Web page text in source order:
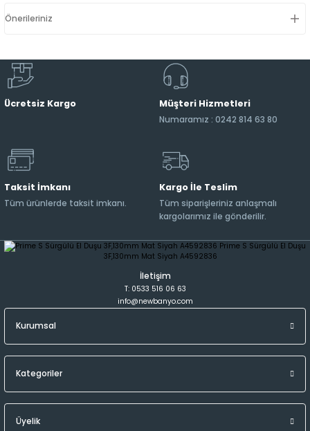
Önerileriniz
Ücretsiz Kargo Müşteri Hizmetleri
Numaramız : 0242 814 63 80
Taksit İmkanı
Tüm ürünlerde taksit imkanı.
Kargo İle Teslim
Tüm siparişleriniz anlaşmalı
kargolarımız ile gönderilir.
İletişim
T: 0533 516 06 63
info@newbanyo.com
Kurumsal
Kategoriler
Üyelik